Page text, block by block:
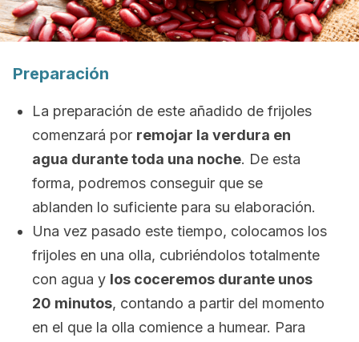
Preparación
La preparación de este añadido de frijoles
comenzará por remojar la verdura en
agua durante toda una noche. De esta
forma, podremos conseguir que se
ablanden lo suficiente para su elaboración.
Una vez pasado este tiempo, colocamos los
frijoles en una olla, cubriéndolos totalmente
con agua y los coceremos durante unos
20 minutos, contando a partir del momento
en el que la olla comience a humear. Para